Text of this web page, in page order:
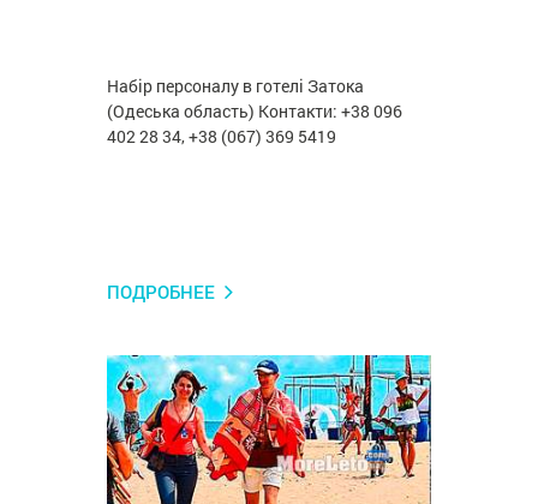
Набір персоналу в готелі Затока
(Одеська область) Контакти: +38 096
402 28 34, +38 (067) 369 5419
ПОДРОБНЕЕ